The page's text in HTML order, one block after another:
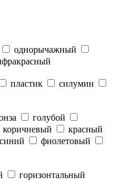
однорычажный
пластик
силумин
голубой
коричневый
красный
синий
фиолетовый
горизонтальный